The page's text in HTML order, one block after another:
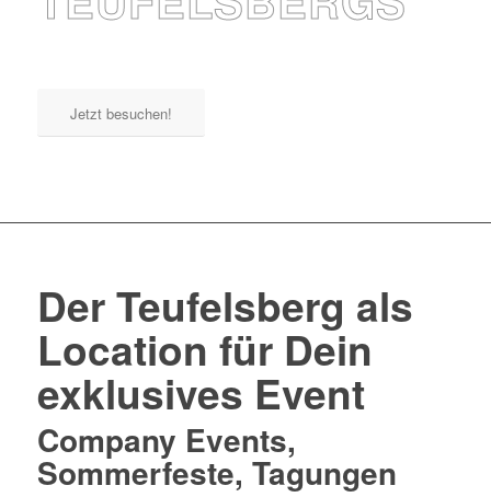
Jetzt besuchen!
Der Teufelsberg als
Location für Dein
exklusives Event
Company Events,
Sommerfeste, Tagungen